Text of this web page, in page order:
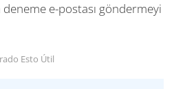
e-postası göndermeyi
Esto Útil